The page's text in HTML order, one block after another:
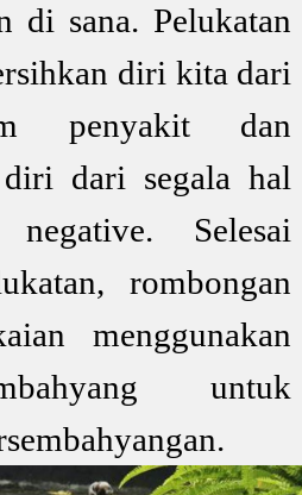
di sana. Pelukatan
diri kita dari
penyakit dan
diri dari segala hal
Selesai
rombongan
menggunakan
untuk